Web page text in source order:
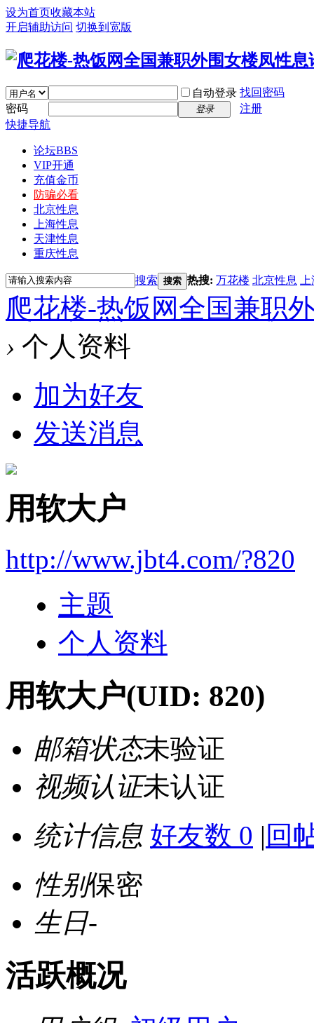
设为首页收藏本站
开启辅助访问 切换到宽版
自动登录 找回密码
密码
登录
注册
快捷导航
论坛BBS
VIP开通
充值金币
防骗必看
北京性息
上海性息
天津性息
重庆性息
搜索 搜索 热搜: 万花楼 北京性息
爬花楼-热饭网全国兼职
› 个人资料
加为好友
发送消息
用软大户
http://www.jbt4.com/?820
主题
个人资料
用软大户(UID: 820)
邮箱状态未验证
视频认证未认证
统计信息 好友数 0 | 回
性别保密
生日-
活跃概况